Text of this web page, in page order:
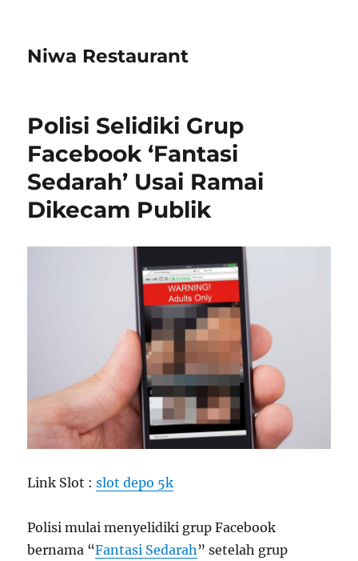
Niwa Restaurant
Polisi Selidiki Grup
Facebook ‘Fantasi
Sedarah’ Usai Ramai
Dikecam Publik
Link Slot :slot depo 5k
Polisi mulai menyelidiki grup Facebook
bernama “Fantasi Sedarah ” setelah grup